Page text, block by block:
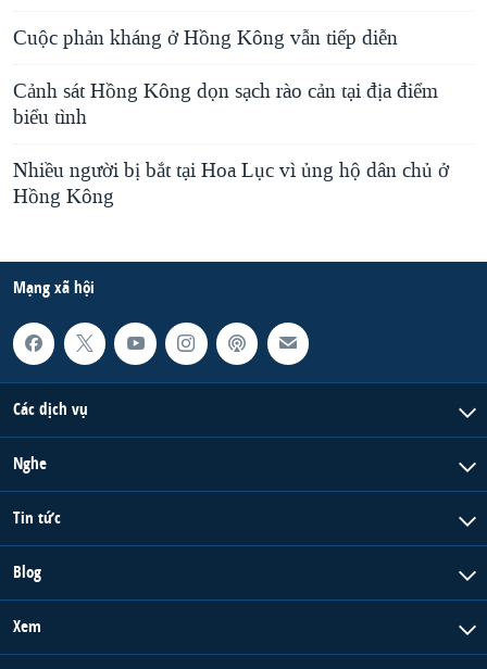
Cuộc phản kháng ở Hồng Kông vẫn tiếp diễn
Cảnh sát Hồng Kông dọn sạch rào cản tại địa điểm
biểu tình
Nhiều người bị bắt tại Hoa Lục vì ủng hộ dân chủ ở
Hồng Kông
Mạng xã hội
Các dịch vụ
Nghe
Tin tức
Blog
Xem